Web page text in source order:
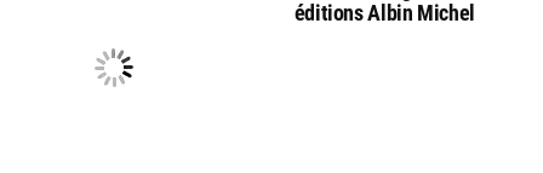
éditions Albin Michel